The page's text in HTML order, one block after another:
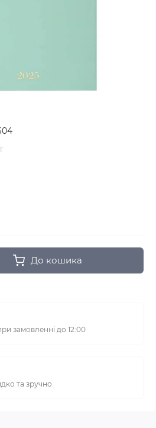
До кошика
замовленні до 12:00
та зручно